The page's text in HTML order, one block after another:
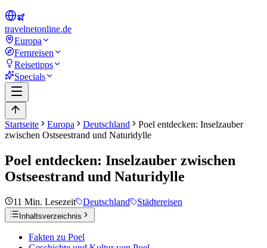
travelnetonline.de
Europa
Fernreisen
Reisetipps
Specials
Startseite Europa Deutschland
Poel entdecken: Inselzauber
zwischen Ostseestrand und Naturidylle
Poel entdecken: Inselzauber zwischen
Ostseestrand und Naturidylle
11 Min. Lesezeit Deutschland Städtereisen
Inhaltsverzeichnis
Fakten zu Poel